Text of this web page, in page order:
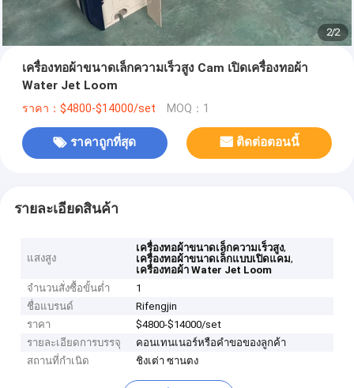
2/2
เครื่องทอผ้าขนาดเล็กความเร็วสูง Cam เปิดเครื่องทอผ้า
Water Jet Loom
ราคา：$4800-$14000/set MOQ：1
ราคาถูกที่สุด ติดต่อตอนนี้
รายละเอียดสินค้า
แสงสูง
เครื่องทอผ้าขนาดเล็กความเร็วสูง,
เครื่องทอผ้าขนาดเล็กแบบเปิดแคม,
เครื่องทอผ้า Water Jet Loom
จำนวนสั่งซื้อขั้นต่ำ
1
ชื่อแบรนด์
Rifengjin
ราคา
$4800-$14000/set
รายละเอียดการบรรจุ
คอนเทนเนอร์หรือคำขอของลูกค้า
สถานที่กำเนิด
ชิงเต่า ซานตง